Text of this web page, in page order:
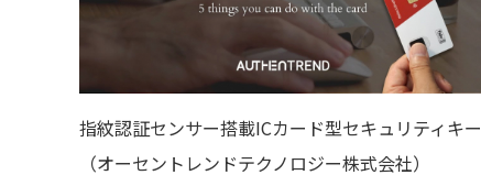
指紋認証センサー搭載ICカード型セキュリティキー
（オーセントレンドテクノロジー株式会社）